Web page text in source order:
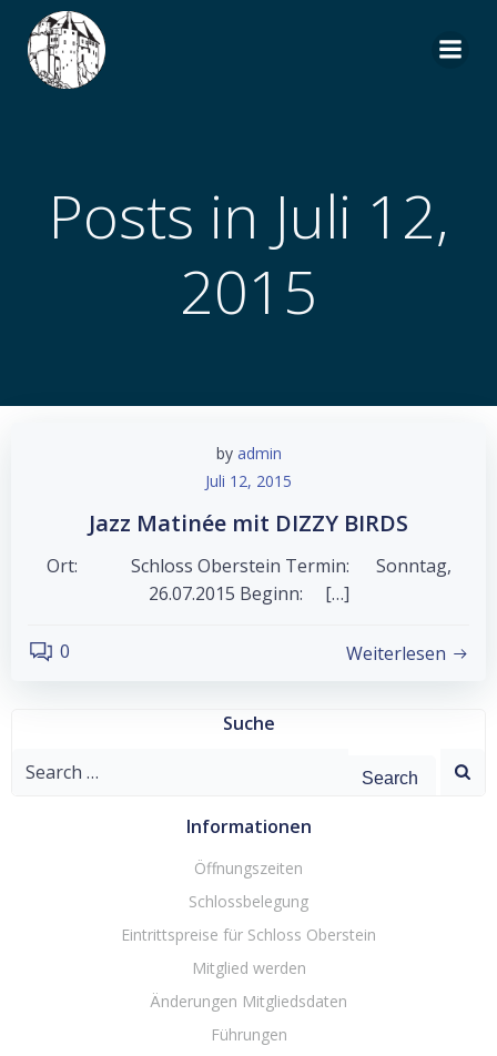
Posts in Juli 12,
2015
by admin
Juli 12, 2015
Jazz Matinée mit DIZZY BIRDS
Ort: Schloss Oberstein Termin: Sonntag,
26.07.2015 Beginn: […]
0 Weiterlesen
Suche
Search
Informationen
Öffnungszeiten
Schlossbelegung
Eintrittspreise für Schloss Oberstein
Mitglied werden
Änderungen Mitgliedsdaten
Führungen